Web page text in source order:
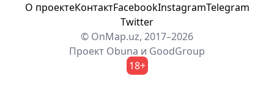
О проектеКонтактFacebookInstagramTelegram
Twitter
© OnMap.uz, 2017–2026
Проект Obuna и GoodGroup
18+